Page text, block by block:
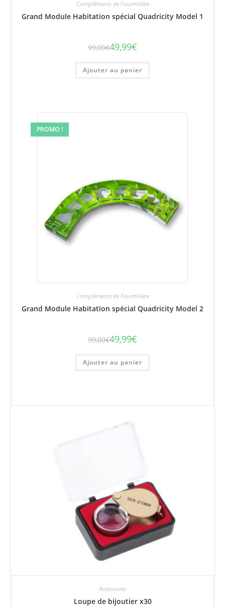
Compléments de Fourmilière
Grand Module Habitation spécial Quadricity Model 1
99,00€ Le
initial
était :
99,00€.
49,99€
Le
actuel
est :
49,99€.
Ajouter au panier
PROMO !
Compléments de Fourmilière
Grand Module Habitation spécial Quadricity Model 2
99,00€ Le
initial
était :
99,00€.
49,99€
Le
actuel
est :
49,99€.
Ajouter au panier
Accessoires
Loupe de bijoutier x30